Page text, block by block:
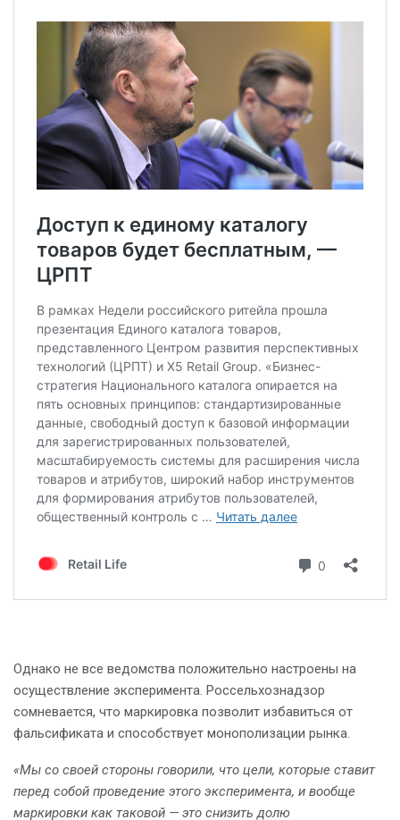
Однако не все ведомства положительно настроены на
осуществление эксперимента. Россельхознадзор
сомневается, что маркировка позволит избавиться от
фальсификата и способствует монополизации рынка.
«Мы со своей стороны говорили, что цели, которые ставит
перед собой проведение этого эксперимента, и вообще
маркировки как таковой — это снизить долю